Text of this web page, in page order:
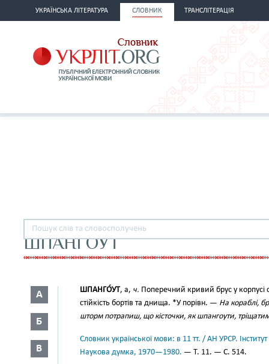
УКРАЇНСЬКА ЛІТЕРАТУРА СЛОВНИК ТРАНСЛІТЕРАЦІЯ
ШПАНГОУТ
А
Б
В
ШПАНГО́УТ, а, ч. Поперечний кривий брус у корпусі
стійкість бортів та днища. *У порівн. — На кораблі,
шторм потрапиш, що кісточки, як шпангоути,
Словник української мови: в 11 тт. / АН УРСР.
Наукова думка, 1970—1980. — Т. 11. — С. 514.